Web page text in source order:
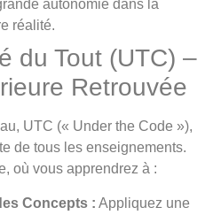
autonomie dans la
réalité.
du Tout (UTC) –
Retrouvée
UTC (« Under the Code »),
de tous les enseignements.
où vous apprendrez à :
Concepts : Appliquez une